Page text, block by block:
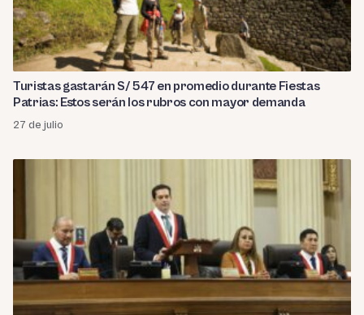
Turistas gastarán S/ 547 en promedio durante Fiestas
Patrias: Estos serán los rubros con mayor demanda
27 de julio